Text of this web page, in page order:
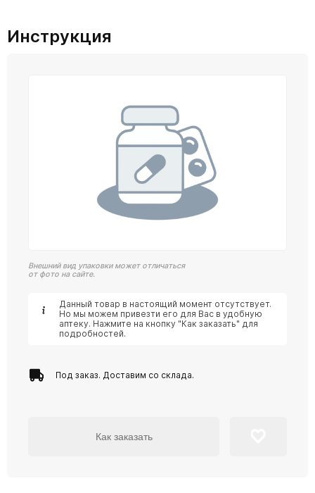
Инструкция
Внешний вид упаковки может отличаться
от фото на сайте.
Данный товар в настоящий момент отсутствует.
Но мы можем привезти его для Вас в удобную
аптеку. Нажмите на кнопку "Как заказать" для
подробностей.
Под заказ. Доставим со склада.
Как заказать